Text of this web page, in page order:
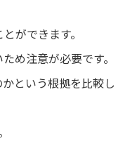
ができます。
め注意が必要です。
という根拠を比較し